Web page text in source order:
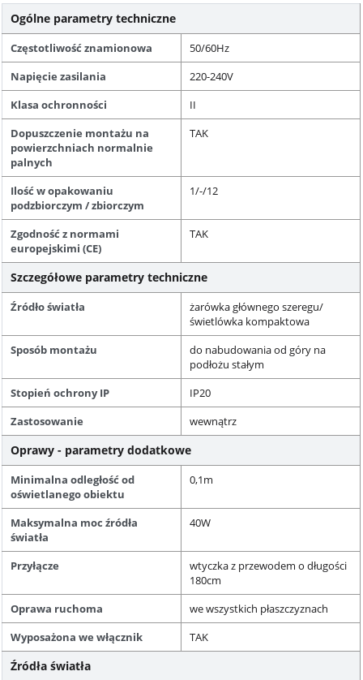
Ogólne parametry techniczne
Częstotliwość znamionowa
50/60Hz
Napięcie zasilania
220-240V
Klasa ochronności
II
Dopuszczenie montażu na
powierzchniach normalnie
palnych
TAK
Ilość w opakowaniu
podzbiorczym / zbiorczym
1/-/12
Zgodność z normami
europejskimi (CE)
TAK
Szczegółowe parametry techniczne
Źródło światła
żarówka głównego szeregu/
świetlówka kompaktowa
Sposób montażu
do nabudowania od góry na
podłożu stałym
Stopień ochrony IP
IP20
Zastosowanie
wewnątrz
Oprawy - parametry dodatkowe
Minimalna odległość od
oświetlanego obiektu
0,1m
Maksymalna moc źródła
światła
40W
Przyłącze
wtyczka z przewodem o długości
180cm
Oprawa ruchoma
we wszystkich płaszczyznach
Wyposażona we włącznik
TAK
Źródła światła